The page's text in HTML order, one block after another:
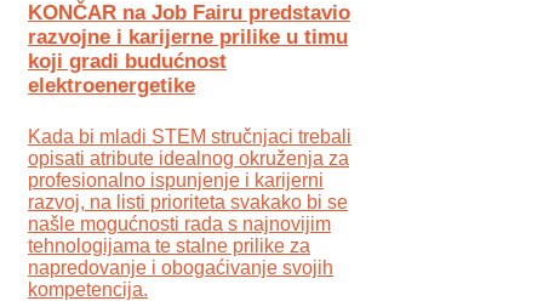
KONČAR na Job Fairu predstavio
razvojne i karijerne prilike u timu
koji gradi budućnost
elektroenergetike
Kada bi mladi STEM stručnjaci trebali
opisati atribute idealnog okruženja za
profesionalno ispunjenje i karijerni
razvoj, na listi prioriteta svakako bi se
našle mogućnosti rada s najnovijim
tehnologijama te stalne prilike za
napredovanje i obogaćivanje svojih
kompetencija.